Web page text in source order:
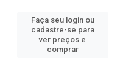
Faça seu login ou
cadastre-se para
ver preços e
comprar